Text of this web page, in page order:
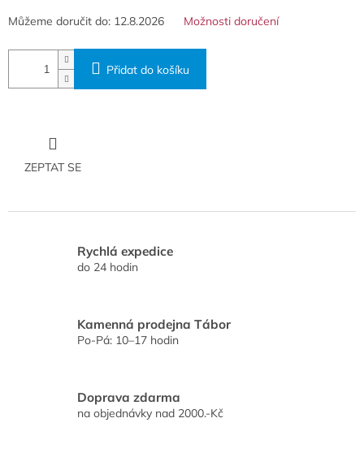
Můžeme doručit do: 12.8.2026 Možnosti doručení
Přidat do košíku
ZEPTAT SE
Rychlá expedice
do 24 hodin
Kamenná prodejna Tábor
Po-Pá: 10–17 hodin
Doprava zdarma
na objednávky nad 2000.-Kč